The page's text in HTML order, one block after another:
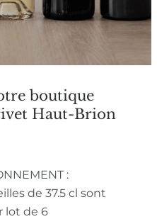
boutique
Haut-Brion
:
de 37.5 cl sont
lot de 6